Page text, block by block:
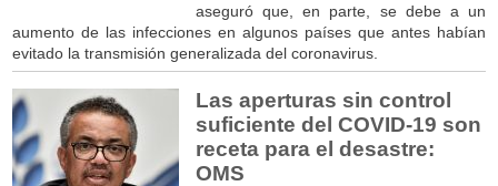
aseguró que, en parte, se debe a un
aumento de las infecciones en algunos países que antes habían
evitado la transmisión generalizada del coronavirus.
Las aperturas sin control
suficiente del COVID-19 son
receta para el desastre:
OMS